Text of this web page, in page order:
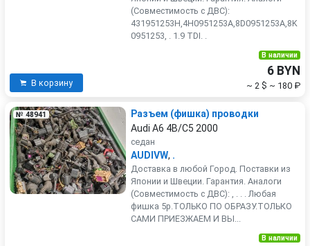
(Совместимость с ДВС):
431951253H,4H0951253A,8D0951253A,8K
0951253, . 1.9 TDI. .
В корзину
В наличии
6 BYN
~ 2 $ ~ 180 ₽
№ 48941
Разъем (фишка) проводки
Audi A6 4B/C5 2000
седан
AUDIVW, .
Доставка в любой Город. Поставки из
Японии и Швеции. Гарантия. Аналоги
(Совместимость с ДВС): , . . . Любая
фишка 5р.ТОЛЬКО ПО ОБРАЗУ.ТОЛЬКО
САМИ ПРИЕЗЖАЕМ И ВЫ...
В наличии